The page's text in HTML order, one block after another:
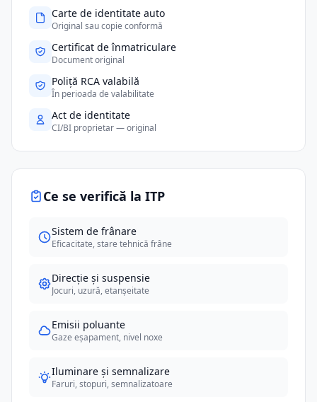
Carte de identitate auto
Original sau copie conformă
Certificat de înmatriculare
Document original
Poliță RCA valabilă
În perioada de valabilitate
Act de identitate
CI/BI proprietar — original
Ce se verifică la ITP
Sistem de frânare
Eficacitate, stare tehnică frâne
Direcție și suspensie
Jocuri, uzură, etanșeitate
Emisii poluante
Gaze eșapament, nivel noxe
Iluminare și semnalizare
Faruri, stopuri, semnalizatoare